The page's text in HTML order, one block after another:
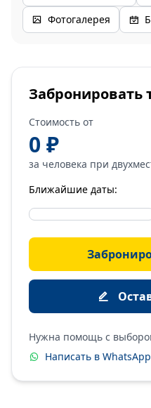
Фотогалерея
Забронировать
Стоимость от
0 ₽
за человека при
Ближайшие даты:
Нужна помощь с
Написать в WhatsApp